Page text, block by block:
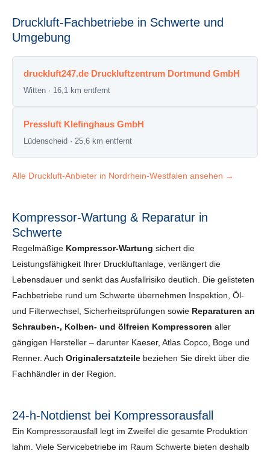
Druckluft-Fachbetriebe in Schwerte und
Umgebung
druckluft247.de Druckluftzentrum Dortmund GmbH
Witten · 16,1 km entfernt
Pressluft Klefinghaus GmbH
Lüdenscheid · 25,6 km entfernt
Alle Druckluft-Anbieter in Nordrhein-Westfalen ansehen →
Kompressor-Wartung & Reparatur in
Schwerte
Regelmäßige Kompressor-Wartung sichert die
Leistungsfähigkeit Ihrer Druckluftanlage, verlängert die
Lebensdauer und senkt das Ausfallrisiko deutlich. Die gelisteten
Fachbetriebe rund um Schwerte übernehmen Inspektion, Öl-
und Filterwechsel, Sicherheits­prüfungen sowie Reparaturen an
Schrauben-, Kolben- und ölfreien Kompressoren aller
gängigen Hersteller – darunter Kaeser, Atlas Copco, Boge und
Renner. Auch Originalersatzteile beziehen Sie direkt über die
Fachhändler in der Region.
24-h-Notdienst bei Kompressorausfall
Ein Kompressorausfall legt im Zweifel die gesamte Produktion
lahm. Viele Servicebetriebe im Raum Schwerte bieten deshalb